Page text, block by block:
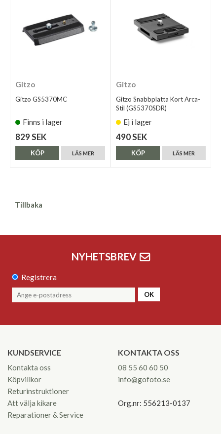
Gitzo
Gitzo GS5370MC
Finns i lager
829 SEK
LÄS MER
KÖP
Gitzo
Gitzo Snabbplatta Kort Arca-
Stil (GS5370SDR)
Ej i lager
490 SEK
LÄS MER
KÖP
Tillbaka
NYHETSBREV
Registrera
OK
KUNDSERVICE
Kontakta oss
Köpvillkor
Returinstruktioner
Att välja kikare
Reparationer & Service
KONTAKTA OSS
08 55 60 60 50
info@gofoto.se
Org.nr: 556213-0137